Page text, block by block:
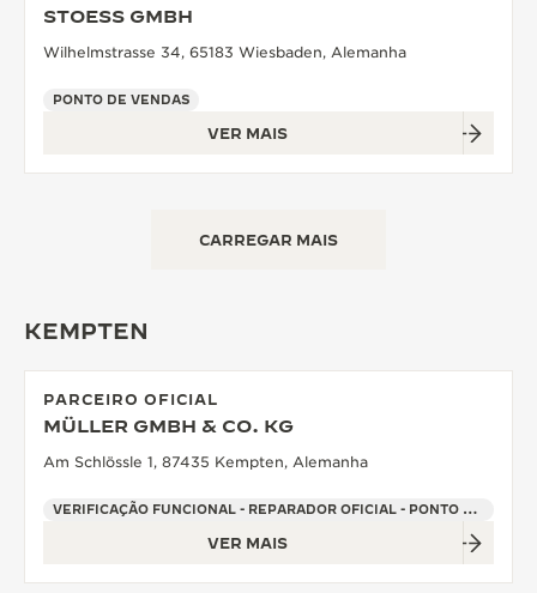
STOESS GMBH
Wilhelmstrasse 34, 65183 Wiesbaden, Alemanha
PONTO DE VENDAS
VER MAIS
CARREGAR MAIS
KEMPTEN
PARCEIRO OFICIAL
MÜLLER GMBH & CO. KG
Am Schlössle 1, 87435 Kempten, Alemanha
VERIFICAÇÃO FUNCIONAL - REPARADOR OFICIAL - PONTO DE VENDAS
VER MAIS